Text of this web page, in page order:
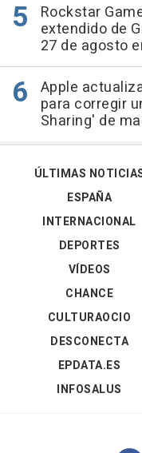
Rockstar
extendido de
27 de agosto
Apple
para corregir
Sharing' de
ÚLTIMAS
ESPAÑA
INTERNACIONAL
DEPORTES
VÍDEOS
CHANCE
CULTURAOCIO
DESCONECTA
EPDATA.ES
INFOSALUS